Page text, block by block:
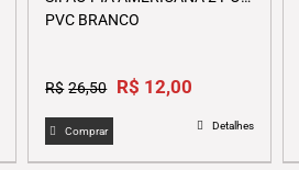
PVC BRANCO
R$ 26,50
Original
R$26,50.
R$ 12,00
is:
R$12,00.
Comprar Detalhes